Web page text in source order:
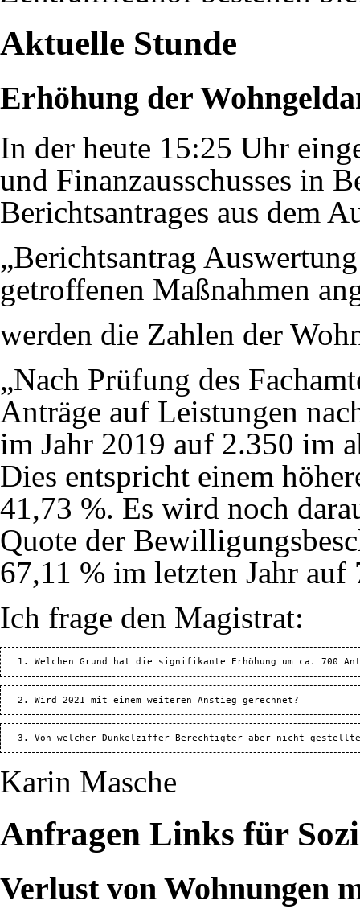
Aktuelle Stunde
Erhöhung der
In der heute 15:25 Uhr
und Finanzausschusses in
Berichtsantrages aus dem
„Berichtsantrag
getroffenen Maßnahmen
werden die Zahlen der
„Nach Prüfung des
Anträge auf Leistungen
im Jahr 2019 auf 2.350 im
Dies entspricht einem
41,73 %. Es wird noch
Quote der
67,11 % im letzten Jahr auf
Ich frage den Magistrat:
Karin Masche
Anfragen Links für
Verlust von Wohnungen